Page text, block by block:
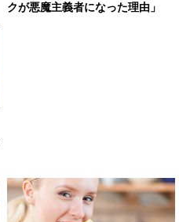
クが悪魔主義者になった理由」